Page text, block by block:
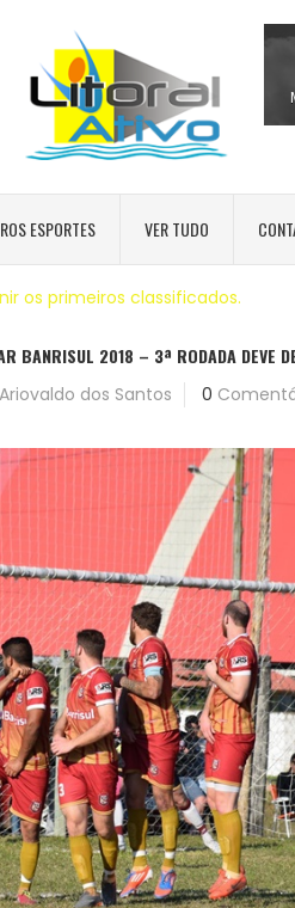
ESPORTES VER TUDO
os primeiros classificados.
BANRISUL 2018 – 3ª RODADA DEVE
Ariovaldo dos Santos 0